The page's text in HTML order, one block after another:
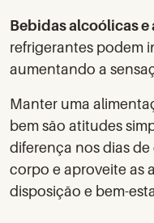
Bebidas alcoólicas e
refrigerantes podem
aumentando a
Manter uma
bem são atitudes
diferença nos dias
corpo e aproveite as
disposição e bem-